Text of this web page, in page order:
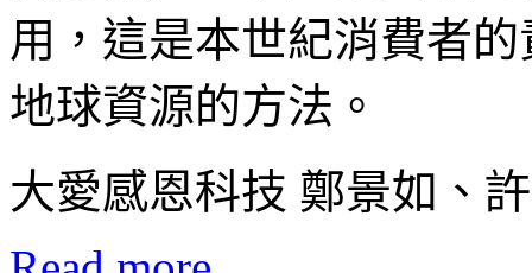
用，這是本世紀消費者
地球資源的方法。
大愛感恩科技 鄭景如、